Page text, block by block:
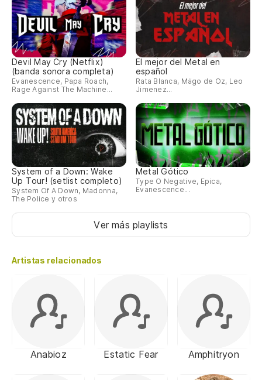
Devil May Cry (Netflix)
(banda sonora completa)
Evanescence, Papa Roach,
Rage Against The Machine...
El mejor del Metal en
español
Rata Blanca, Mägo de Oz, Leo
Jimenez...
System of a Down: Wake
Up Tour! (setlist completo)
System Of A Down, Madonna,
The Police y otros
Metal Gótico
Type O Negative, Epica,
Evanescence...
Ver más playlists
Artistas relacionados
Anabioz Estatic Fear Amphitryon